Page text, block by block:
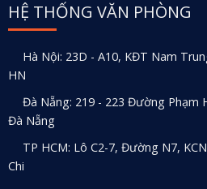
HỆ THỐNG VĂN PHÒNG
Hà Nội: 23D - A10, KĐT Nam
HN
Đà Nẵng: 219 - 223 Đường Phạm
Đà Nẵng
TP HCM: Lô C2-7, Đường N7,
Chi